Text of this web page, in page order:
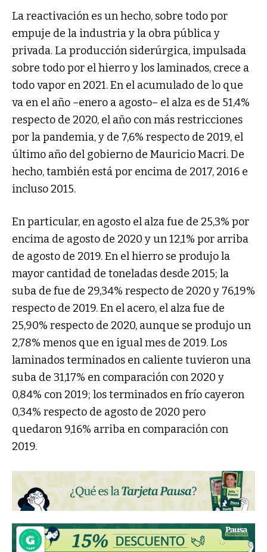
La reactivación es un hecho, sobre todo por
empuje de la industria y la obra pública y
privada. La producción siderúrgica, impulsada
sobre todo por el hierro y los laminados, crece a
todo vapor en 2021. En el acumulado de lo que
va en el año –enero a agosto– el alza es de 51,4%
respecto de 2020, el año con más restricciones
por la pandemia, y de 7,6% respecto de 2019, el
último año del gobierno de Mauricio Macri. De
hecho, también está por encima de 2017, 2016 e
incluso 2015.
En particular, en agosto el alza fue de 25,3% por
encima de agosto de 2020 y un 12,1% por arriba
de agosto de 2019. En el hierro se produjo la
mayor cantidad de toneladas desde 2015; la
suba de fue de 29,34% respecto de 2020 y 76,19%
respecto de 2019. En el acero, el alza fue de
25,90% respecto de 2020, aunque se produjo un
2,78% menos que en igual mes de 2019. Los
laminados terminados en caliente tuvieron una
suba de 31,17% en comparación con 2020 y
0,84% con 2019; los terminados en frío cayeron
0,34% respecto de agosto de 2020 pero
quedaron 9,16% arriba en comparación con
2019.